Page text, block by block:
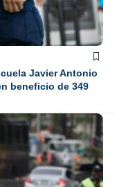
Javier Antonio
beneficio de 349